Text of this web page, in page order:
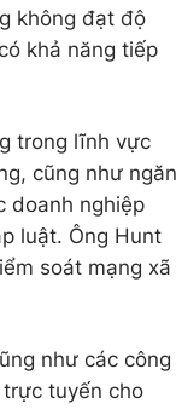
không đạt độ
khả năng tiếp
trong lĩnh vực
cũng như ngăn
doanh nghiệp
luật. Ông Hunt
soát mạng xã
như các công
tuyến cho